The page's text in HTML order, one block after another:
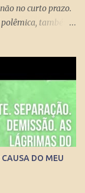
no curto prazo.
polêmica, também
para muitos
que cada
seja um canal,
sociais que
milhares e até
para noite, a
anônimos
mas ai já é
DO MEU